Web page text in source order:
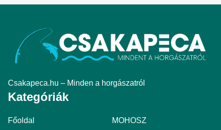
Csakapeca.hu – Minden a horgászatról
Kategóriák
Főoldal
MOHOSZ